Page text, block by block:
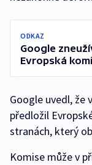
ODKAZ
Google
Evropská
Google uvedl, že
předložil
stranách, který
Komise může v